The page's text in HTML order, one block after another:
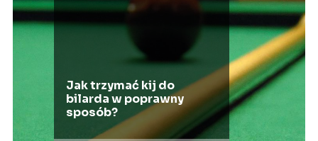
Jak trzymać kij do
bilarda w poprawny
sposób?